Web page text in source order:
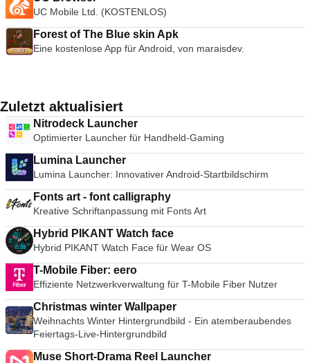
UC Mobile Ltd. (KOSTENLOS)
Forest of The Blue skin Apk
Eine kostenlose App für Android, von maraisdev.
Zuletzt aktualisiert
Nitrodeck Launcher
Optimierter Launcher für Handheld-Gaming
Lumina Launcher
Lumina Launcher: Innovativer Android-Startbildschirm
Fonts art - font calligraphy
Kreative Schriftanpassung mit Fonts Art
Hybrid PIKANT Watch face
Hybrid PIKANT Watch Face für Wear OS
T-Mobile Fiber: eero
Effiziente Netzwerkverwaltung für T-Mobile Fiber Nutzer
Christmas winter Wallpaper
Weihnachts Winter Hintergrundbild - Ein atemberaubendes
Feiertags-Live-Hintergrundbild
Muse Short-Drama Reel Launcher